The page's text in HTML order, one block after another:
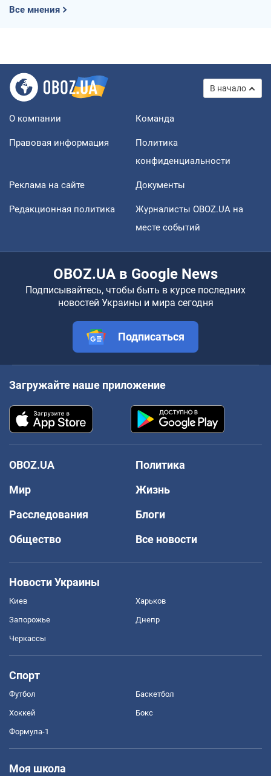
Все мнения
В начало
О компании Команда
Правовая информация
Политика
конфиденциальности
Реклама на сайте Документы
Редакционная политика
Журналисты OBOZ.UA на
месте событий
OBOZ.UA в Google News
Подписывайтесь, чтобы быть в курсе последних
новостей Украины и мира сегодня
Подписаться
Загружайте наше приложение
OBOZ.UA
Политика
Мир
Жизнь
Расследования
Блоги
Общество
Все новости
Новости Украины
Киев Харьков
Запорожье Днепр
Черкассы
Спорт
Футбол Баскетбол
Хоккей Бокс
Формула-1
Моя школа